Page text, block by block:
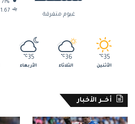
غيوم متفرقة
71%
1.67 كيلومتر/ساعة
35
℃
الأثنين
36
℃
الثلاثاء
35
℃
الأربعاء
أخــر الأخبار